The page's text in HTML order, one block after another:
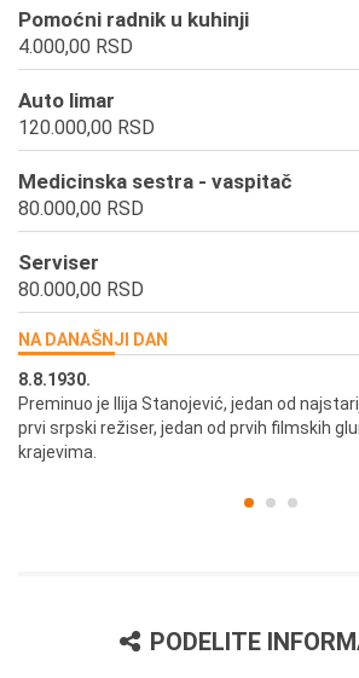
Pomoćni radnik u kuhinji
4.000,00 RSD
Auto limar
120.000,00 RSD
Medicinska sestra - vaspitač
80.000,00 RSD
Serviser
80.000,00 RSD
NA DANAŠNJI DAN
8.8.1930.
Preminuo je Ilija Stanojević, jedan od
prvi srpski režiser, jedan od prvih filmskih
krajevima.
PODELITE